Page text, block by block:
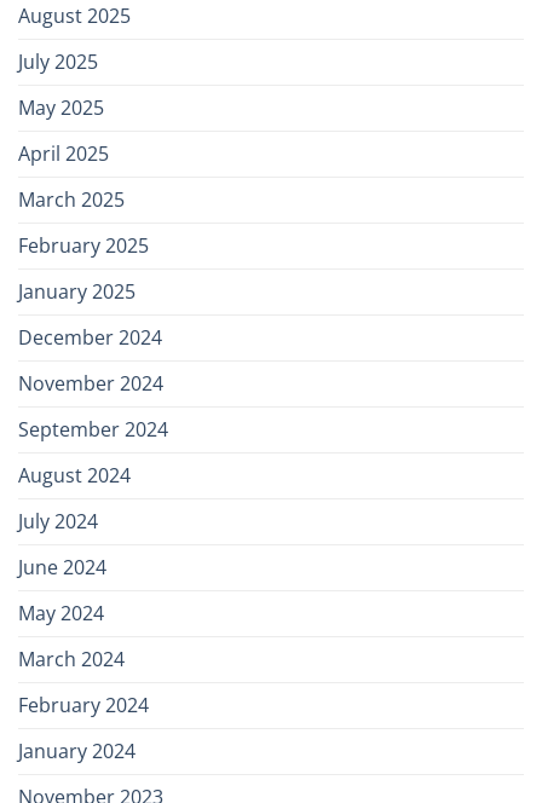
August 2025
July 2025
May 2025
April 2025
March 2025
February 2025
January 2025
December 2024
November 2024
September 2024
August 2024
July 2024
June 2024
May 2024
March 2024
February 2024
January 2024
November 2023